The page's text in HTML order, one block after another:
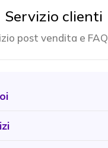
icon
Servizio clienti
post vendita e FAQ